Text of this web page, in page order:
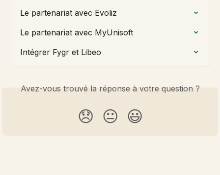
Le partenariat avec Evoliz
Le partenariat avec MyUnisoft
Intégrer Fygr et Libeo
Avez-vous trouvé la réponse à votre question ?
😞 😐 😃